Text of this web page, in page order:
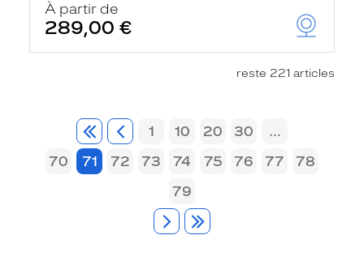
À partir de
289,00 €
reste 221 articles
1 10 20 30
...
70
71 72 73 74 75 76 77
78
79